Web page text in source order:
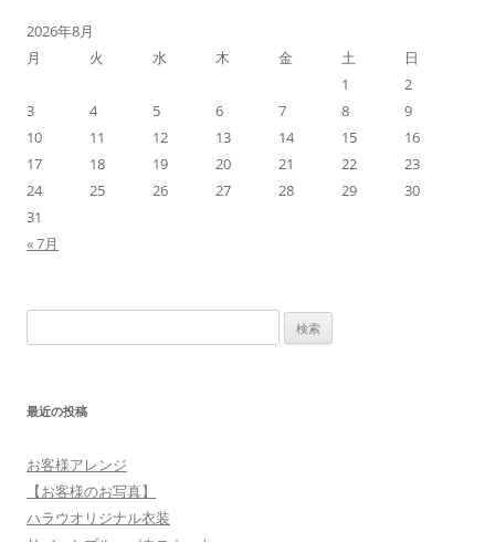
ゲ
シ
ョ
ン
2026年8月
月
火 水 木 金 土
日
1
2
3
4 5 6 7 8
9
10
11 12 13 14 15
16
17
18 19 20 21 22
23
24
25 26 27 28 29
30
31
« 7月
索:
最近の投稿
お客様アレンジ
【お客様のお写真】
ハラウオリジナル衣装